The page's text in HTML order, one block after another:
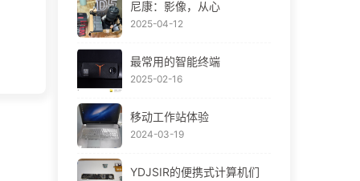
尼康：影像，从心
2025-04-12
最常用的智能终端
2025-02-16
移动工作站体验
2024-03-19
YDJSIR的便携式计算机们